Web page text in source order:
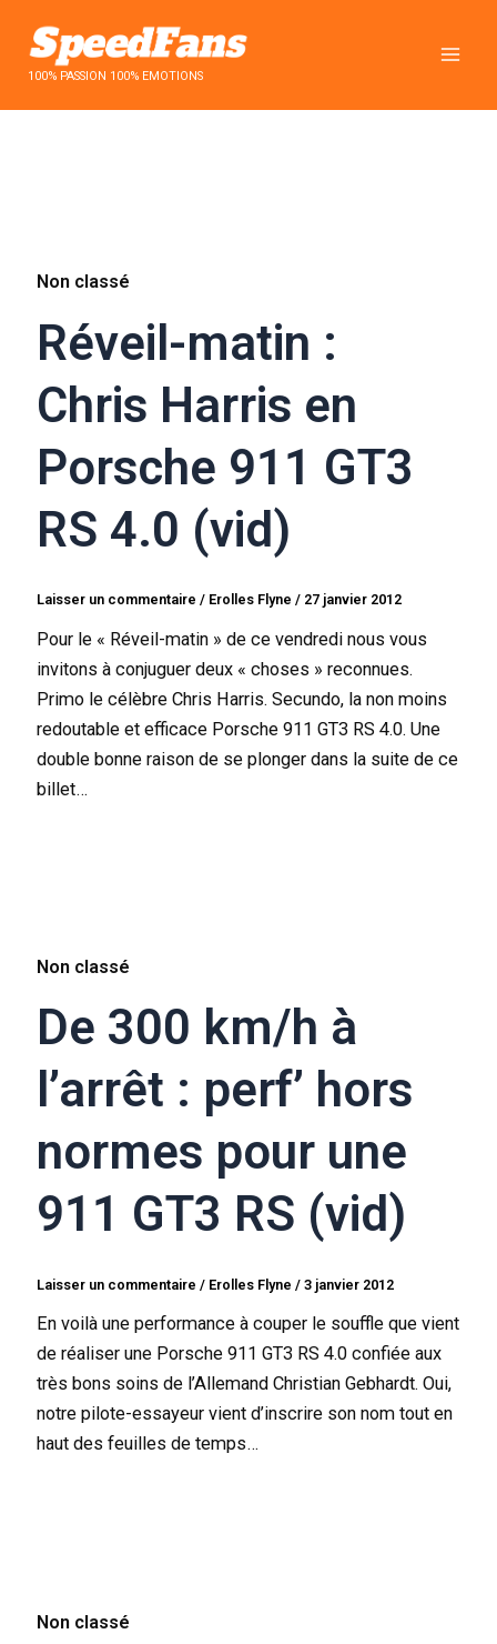
contenu100% PASSION 100% EMOTIONS
Non classé
Réveil-matin :
Chris Harris en
Porsche 911 GT3
RS 4.0 (vid)
Laisser un commentaire / Erolles Flyne/ 27 janvier 2012
Pour le « Réveil-matin » de ce vendredi nous vous
invitons à conjuguer deux « choses » reconnues.
Primo le célèbre Chris Harris. Secundo, la non moins
redoutable et efficace Porsche 911 GT3 RS 4.0. Une
double bonne raison de se plonger dans la suite de ce
billet…
Non classé
De 300 km/h à
l’arrêt : perf’ hors
normes pour une
911 GT3 RS (vid)
Laisser un commentaire / Erolles Flyne/3 janvier 2012
En voilà une performance à couper le souffle que vient
de réaliser une Porsche 911 GT3 RS 4.0 confiée aux
très bons soins de l’Allemand Christian Gebhardt. Oui,
notre pilote-essayeur vient d’inscrire son nom tout en
haut des feuilles de temps…
Non classé